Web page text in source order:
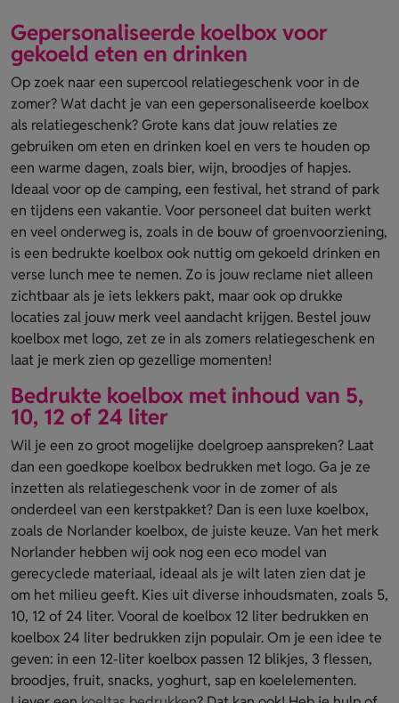
Gepersonaliseerde koelbox voor
gekoeld eten en drinken
Op zoek naar een supercool relatiegeschenk voor in de
zomer? Wat dacht je van een gepersonaliseerde koelbox
als relatiegeschenk? Grote kans dat jouw relaties ze
gebruiken om eten en drinken koel en vers te houden op
een warme dagen, zoals bier, wijn, broodjes of hapjes.
Ideaal voor op de camping, een festival, het strand of park
en tijdens een vakantie. Voor personeel dat buiten werkt
en veel onderweg is, zoals in de bouw of groenvoorziening,
is een bedrukte koelbox ook nuttig om gekoeld drinken en
verse lunch mee te nemen. Zo is jouw reclame niet alleen
zichtbaar als je iets lekkers pakt, maar ook op drukke
locaties zal jouw merk veel aandacht krijgen. Bestel jouw
koelbox met logo, zet ze in als zomers relatiegeschenk en
laat je merk zien op gezellige momenten!
Bedrukte koelbox met inhoud van 5,
10, 12 of 24 liter
Wil je een zo groot mogelijke doelgroep aanspreken? Laat
dan een goedkope koelbox bedrukken met logo. Ga je ze
inzetten als relatiegeschenk voor in de zomer of als
onderdeel van een kerstpakket? Dan is een luxe koelbox,
zoals de Norlander koelbox, de juiste keuze. Van het merk
Norlander hebben wij ook nog een eco model van
gerecyclede materiaal, ideaal als je wilt laten zien dat je
om het milieu geeft. Kies uit diverse inhoudsmaten, zoals 5,
10, 12 of 24 liter. Vooral de koelbox 12 liter bedrukken en
koelbox 24 liter bedrukken zijn populair. Om je een idee te
geven: in een 12-liter koelbox passen 12 blikjes, 3 flessen,
broodjes, fruit, snacks, yoghurt, sap en koelelementen.